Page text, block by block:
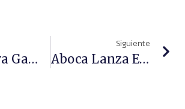
La Nueva Gama Infantil De PHB Contiene Más De Un 90% De Ingredientes De Origen Natural
Siguiente
Aboca Lanza Epakur Advanced Para La Salud Del Hígado, Detoxificación Y Digestión